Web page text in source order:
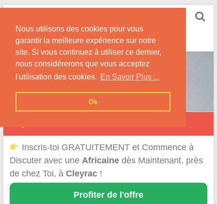
Nous utilisons des cookies pour vous
garantir la meilleure expérience sur notre
site. Si vous continuez à utiliser ce dernier,
nous considérerons que vous acceptez
l'utilisation des cookies. En Savoir Plus ...
Ok
Skip
content
Conseils et Infos pour la Rencontre d'une Belle
Africaine !
Inscris-toi GRATUITEMENT et Commence à
Discuter avec une Africainedès Maintenant, près
de chez Toi, à Cleyrac!
Profiter de l'offre